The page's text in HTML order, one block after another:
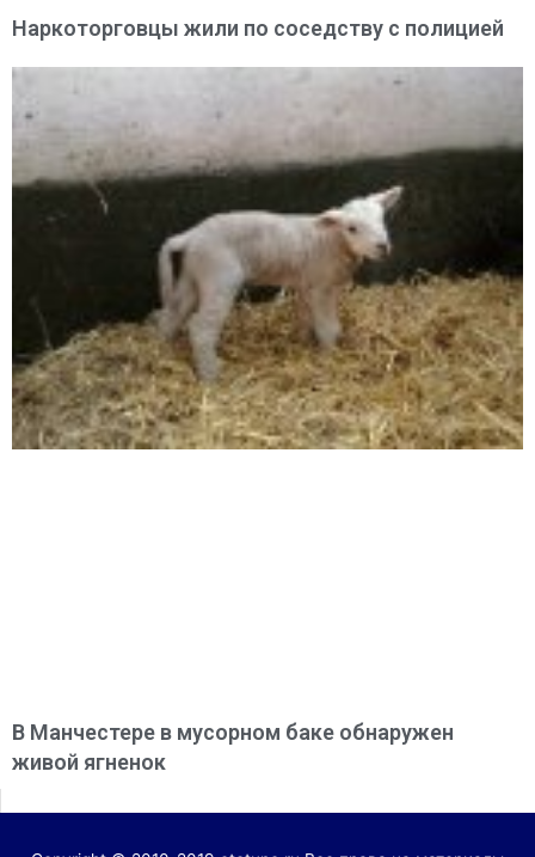
Наркоторговцы жили по соседству с полицией
В Манчестере в мусорном баке обнаружен
живой ягненок